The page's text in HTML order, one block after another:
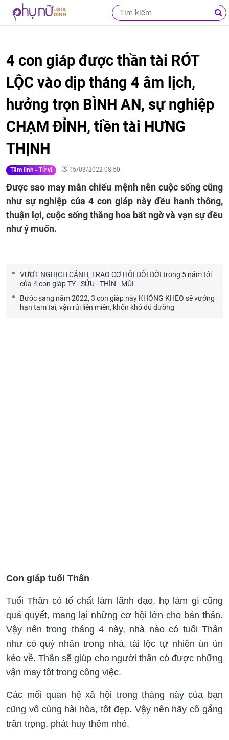
4 con giáp được thần tài RÓT
LỘC vào dịp tháng 4 âm lịch,
hưởng trọn BÌNH AN, sự nghiệp
CHẠM ĐỈNH, tiền tài HƯNG
THỊNH
Tâm linh - Tử vi 15/03/2022 08:50
Được sao may mắn chiếu mệnh nên cuộc sống cũng
như sự nghiệp của 4 con giáp này đều hanh thông,
thuận lợi, cuộc sống thăng hoa bất ngờ và vạn sự đều
như ý muốn.
VƯỢT NGHỊCH CẢNH, TRAO CƠ HỘI ĐỔI ĐỜI trong 5 năm tới
của 4 con giáp TÝ - SỬU - THÌN - MÙI
Bước sang năm 2022, 3 con giáp này KHÔNG KHÉO sẽ vướng
hạn tam tai, vận rủi liên miên, khốn khó đủ đường
Con giáp tuổi Thân
Tuổi Thân có tố chất làm lãnh đạo, họ làm gì cũng
quả quyết, mang lại những cơ hội lớn cho bản thân.
Vậy nên trong tháng 4 này, nhà nào có tuổi Thân
như có quý nhân trong nhà, tài lộc tự nhiên ùn ùn
kéo về. Thân sẽ giúp cho người thân có được những
vận may tốt trong công việc.
Các mối quan hệ xã hội trong tháng này của bạn
cũng vô cùng hài hòa, tốt đẹp. Vậy nên hãy cố gắng
trân trọng, phát huy thêm nhé.